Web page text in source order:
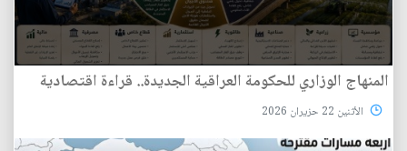
المنهاج الوزاري للحكومة العراقية الجديدة.. قراءة اقتصادية
الأثنين 22 حزيران 2026